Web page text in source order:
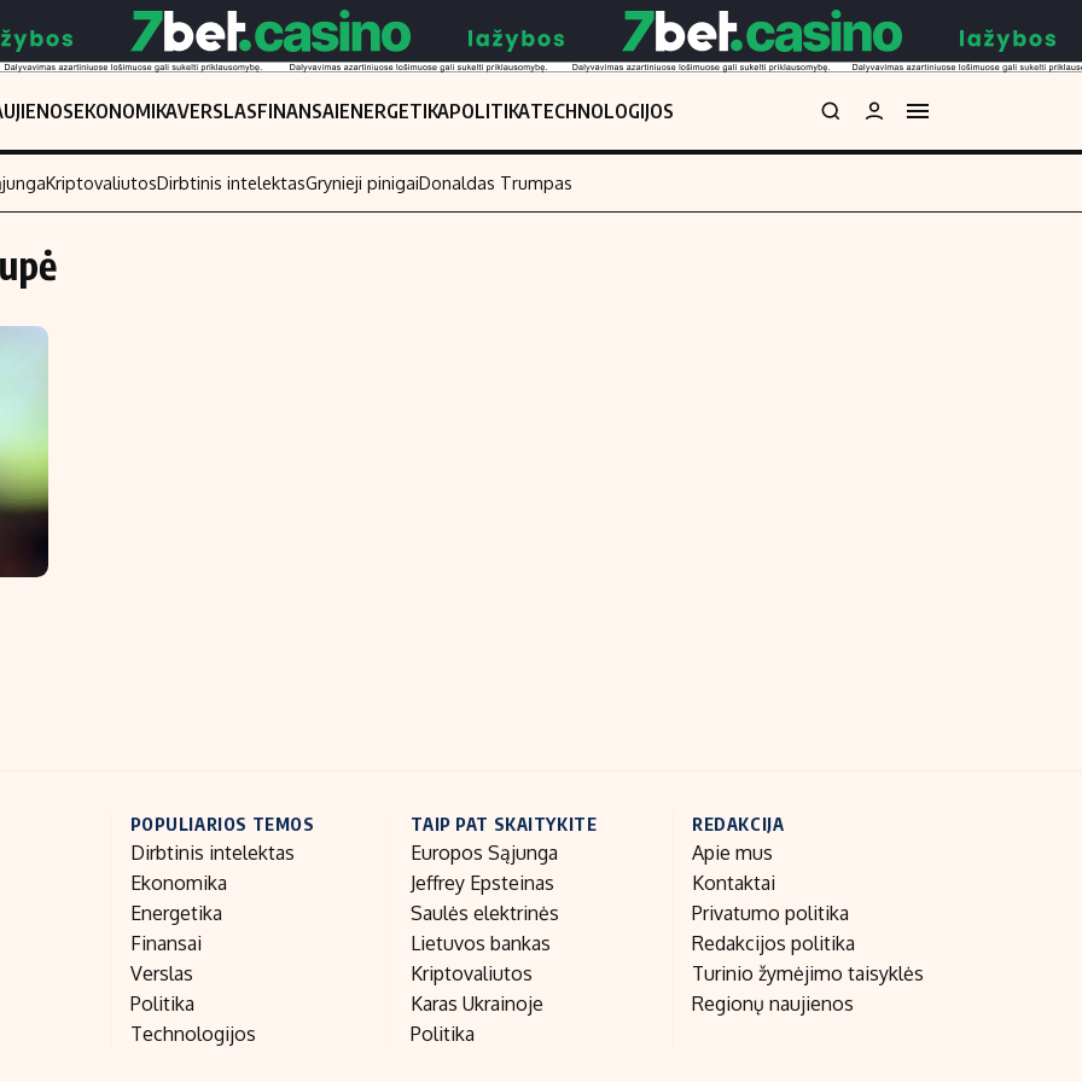
EKONOMIKAVERSLASFINANSAIENERGETIKAPOLITIKATECHNOLOGIJOS
KriptovaliutosDirbtinis intelektasGrynieji pinigaiDonaldas Trumpas
POPULIARIOS TEMOS
Dirbtinis intelektas
Ekonomika
Energetika
Finansai
Verslas
Politika
Technologijos
TAIP PAT SKAITYKITE
Europos Sąjunga
Jeffrey Epsteinas
Saulės elektrinės
Lietuvos bankas
Kriptovaliutos
Karas Ukrainoje
Politika
REDAKCIJA
Apie mus
Kontaktai
Privatumo politika
Redakcijos politika
Turinio žymėjimo taisyklės
Regionų naujienos